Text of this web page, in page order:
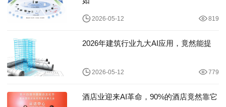
2026-05-12 819
2026年建筑行业九大AI应用，竟然能提
2026-05-12 779
酒店业迎来AI革命，90%的酒店竟然靠它